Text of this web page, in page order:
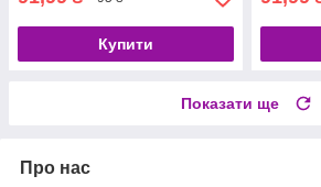
Купити
Показати ще
Про нас